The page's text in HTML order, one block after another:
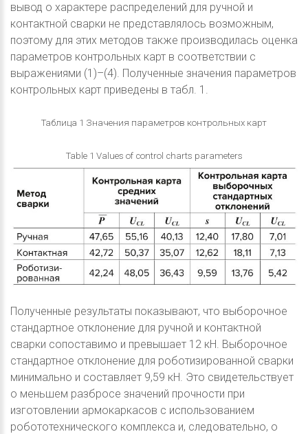
вывод о характере распределений для ручной и
контактной сварки не представлялось возможным,
поэтому для этих методов также производилась оценка
параметров контрольных карт в соответствии с
выражениями (1)–(4). Полученные значения параметров
контрольных карт приведены в табл. 1.
Таблица 1 Значения параметров контрольных карт
Table 1 Values of control charts parameters
Полученные результаты показывают, что выборочное
стандартное отклонение для ручной и контактной
сварки сопоставимо и превышает 12 кН. Выборочное
стандартное отклонение для роботизированной сварки
минимально и составляет 9,59 кН. Это свидетельствует
о меньшем разбросе значений прочности при
изготовлении армокаркасов с использованием
робототехнического комплекса и, следовательно, о